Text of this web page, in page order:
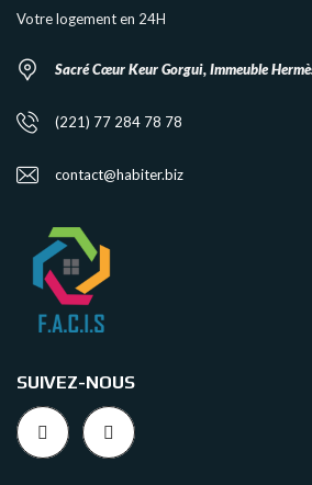
Votre logement en 24H
Sacré Cœur Keur Gorgui, Immeuble
(221) 77 284 78 78
contact@habiter.biz
SUIVEZ-NOUS